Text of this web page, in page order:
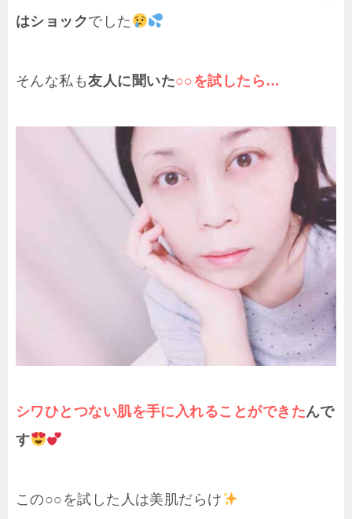
はショックでした
そんな私も友人に聞いた○○を試したら…
シワひとつない肌を手に入れることができたんで
す
この○○を試した人は美肌だらけ